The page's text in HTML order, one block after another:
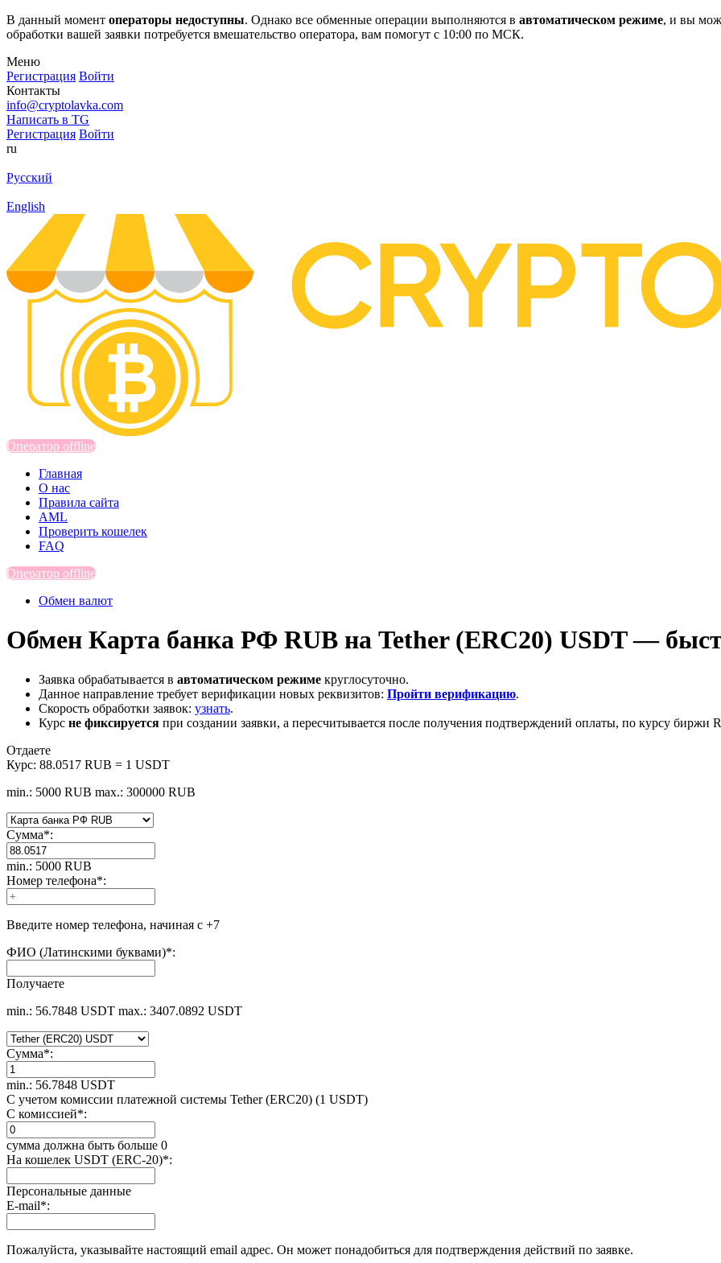
В данный момент операторы недоступны. Однако все обменные операции выполняются в автоматическом режиме, и вы
обработки вашей заявки потребуется вмешательство оператора, вам помогут с 10:00 по МСК.
Меню
Регистрация Войти
Контакты
info@cryptolavka.com
Написать в TG
Регистрация Войти
ru
Русский
English
Оператор offline
Главная
О нас
Правила сайта
AML
Проверить кошелек
FAQ
Оператор offline
Обмен валют
Обмен Карта банка РФ RUB на Tether (ERC20) USDT —
Заявка обрабатывается в автоматическом режиме круглосуточно.
Данное направление требует верификации новых реквизитов: Пройти верификацию.
Скорость обработки заявок: узнать.
Курс не фиксируется при создании заявки, а пересчитывается после получения подтверждений оплаты, по курсу биржи
Отдаете
Курс: 88.0517 RUB = 1 USDT
min.: 5000 RUB max.: 300000 RUB
Сумма*:
min.: 5000 RUB
Номер телефона*:
Введите номер телефона, начиная с +7
ФИО (Латинскими буквами)*:
Получаете
min.: 56.7848 USDT max.: 3407.0892 USDT
Сумма*:
min.: 56.7848 USDT
С учетом комиссии платежной системы Tether (ERC20) (1 USDT)
С комиссией*:
сумма должна быть больше 0
На кошелек USDT (ERC-20)*:
Персональные данные
E-mail*:
Пожалуйста, указывайте настоящий email адрес. Он может понадобиться для подтверждения действий по заявке.